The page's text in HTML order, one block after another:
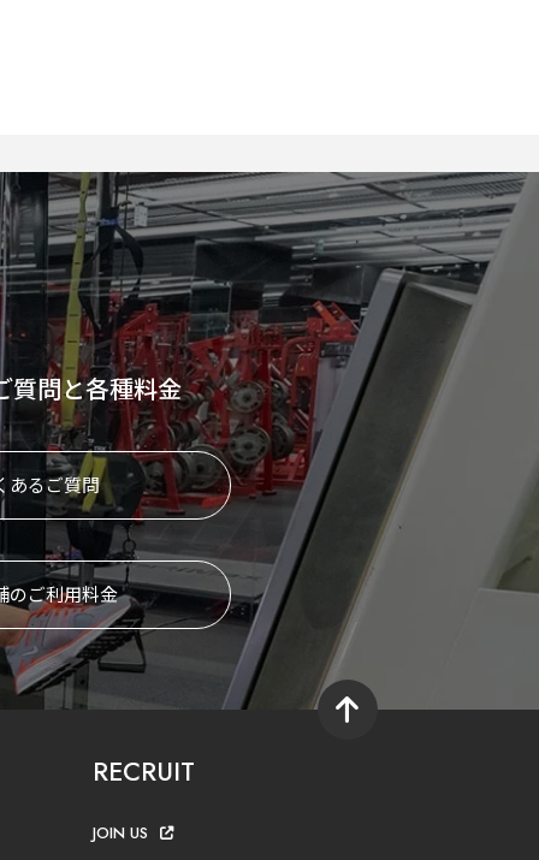
質問と各種料金
あるご質問
のご利用料金
RECRUIT
JOIN US